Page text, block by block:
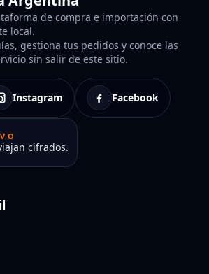
de compra e importación con
local.
gestiona tus pedidos y conoce las
sin salir de este sitio.
Instagram Facebook
cifrados.